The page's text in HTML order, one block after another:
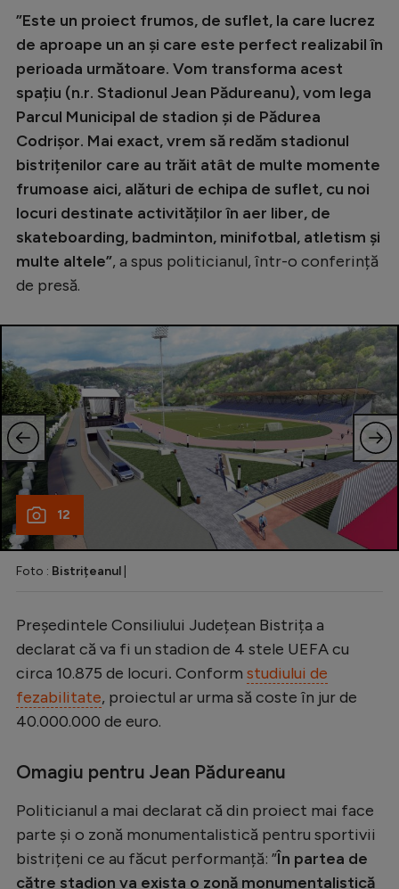
Intră în cont
Creează cont
”Este un proiect frumos, de suflet, la care lucrez
de aproape un an și care este perfect realizabil în
perioada următoare. Vom transforma acest
spațiu (n.r. Stadionul Jean Pădureanu), vom lega
Parcul Municipal de stadion și de Pădurea
Codrișor. Mai exact, vrem să redăm stadionul
bistrițenilor care au trăit atât de multe momente
frumoase aici, alături de echipa de suflet, cu noi
locuri destinate activităților în aer liber, de
skateboarding, badminton, minifotbal, atletism și
multe altele”, a spus politicianul, într-o conferință
de presă.
12
Foto : Bistrițeanul
Președintele Consiliului Județean Bistrița a
declarat că va fi un stadion de 4 stele UEFA cu
circa 10.875 de locuri. Conform studiului de
fezabilitate, proiectul ar urma să coste în jur de
40.000.000 de euro.
Omagiu pentru Jean Pădureanu
Politicianul a mai declarat că din proiect mai face
parte și o zonă monumentalistică pentru sportivii
bistrițeni ce au făcut performanță: ”În partea de
către stadion va exista o zonă monumentalistică